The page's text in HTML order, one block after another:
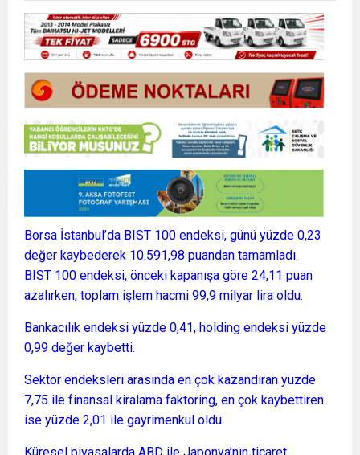
Borsa İstanbul’da BIST 100 endeksi, günü yüzde 0,23
değer kaybederek 10.591,98 puandan tamamladı.
BIST 100 endeksi, önceki kapanışa göre 24,11 puan
azalırken, toplam işlem hacmi 99,9 milyar lira oldu.
Bankacılık endeksi yüzde 0,41, holding endeksi yüzde
0,99 değer kaybetti.
Sektör endeksleri arasında en çok kazandıran yüzde
7,75 ile finansal kiralama faktoring, en çok kaybettiren
ise yüzde 2,01 ile gayrimenkul oldu.